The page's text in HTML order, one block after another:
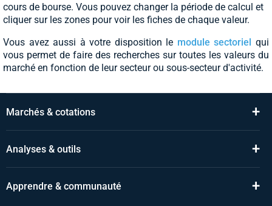
cours de bourse. Vous pouvez changer la période de calcul et
cliquer sur les zones pour voir les fiches de chaque valeur.
Vous avez aussi à votre disposition le module sectoriel
qui
vous permet de faire des recherches sur toutes les valeurs du
marché en fonction de leur secteur ou sous-secteur d'activité.
Marchés & cotations +
Analyses & outils +
Apprendre & communauté +